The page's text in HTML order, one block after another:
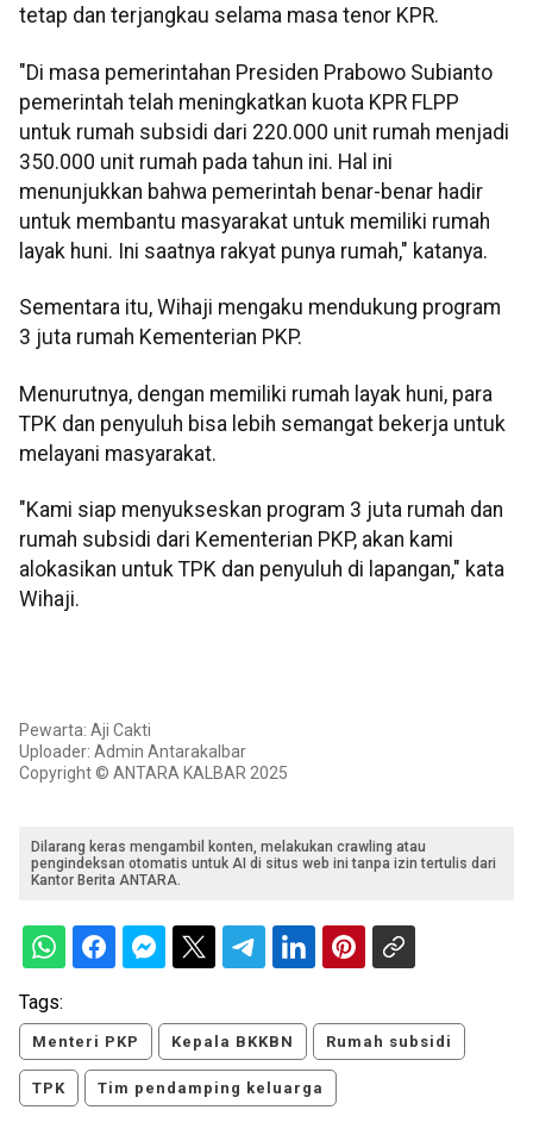
tetap dan terjangkau selama masa tenor KPR.
"Di masa pemerintahan Presiden Prabowo Subianto
pemerintah telah meningkatkan kuota KPR FLPP
untuk rumah subsidi dari 220.000 unit rumah menjadi
350.000 unit rumah pada tahun ini. Hal ini
menunjukkan bahwa pemerintah benar-benar hadir
untuk membantu masyarakat untuk memiliki rumah
layak huni. Ini saatnya rakyat punya rumah," katanya.
Sementara itu, Wihaji mengaku mendukung program
3 juta rumah Kementerian PKP.
Menurutnya, dengan memiliki rumah layak huni, para
TPK dan penyuluh bisa lebih semangat bekerja untuk
melayani masyarakat.
"Kami siap menyukseskan program 3 juta rumah dan
rumah subsidi dari Kementerian PKP, akan kami
alokasikan untuk TPK dan penyuluh di lapangan," kata
Wihaji.
Pewarta: Aji Cakti
Uploader: Admin Antarakalbar
Copyright © ANTARA KALBAR 2025
Dilarang keras mengambil konten, melakukan crawling atau
pengindeksan otomatis untuk AI di situs web ini tanpa izin tertulis dari
Kantor Berita ANTARA.
Tags:
Menteri PKP Kepala BKKBN Rumah subsidi
TPK Tim pendamping keluarga